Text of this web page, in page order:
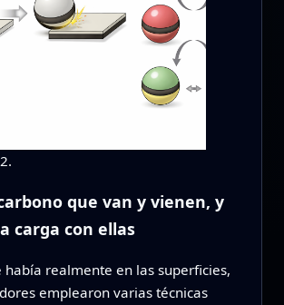
que van y vienen, y
carga con ellas
había realmente en las superficies,
emplearon varias técnicas